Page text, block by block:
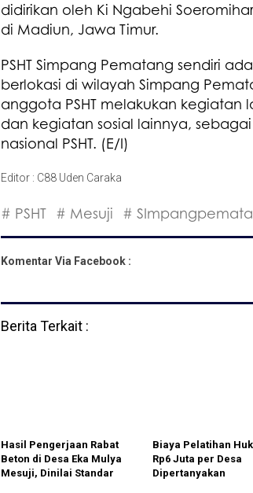
didirikan oleh Ki Ngabehi
di Madiun, Jawa Timur.
PSHT Simpang Pematang sendiri
berlokasi di wilayah Simpang
anggota PSHT melakukan
dan kegiatan sosial lainnya,
nasional PSHT. (E/I)
Editor : C88 Uden Caraka
# PSHT # Mesuji #
Komentar Via Facebook :
Berita Terkait :
Hasil Pengerjaan Rabat
Beton di Desa Eka Mulya
Mesuji, Dinilai Standar
Biaya Pelatihan
Rp6 Juta per Desa
Dipertanyakan